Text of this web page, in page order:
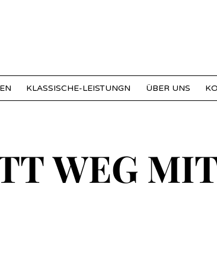
KLASSISCHE-LEISTUNGN ÜBER UNS
WEG
WEG